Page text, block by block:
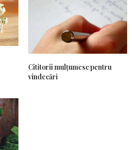
Cititorii mulțumesc pentru
vindecări